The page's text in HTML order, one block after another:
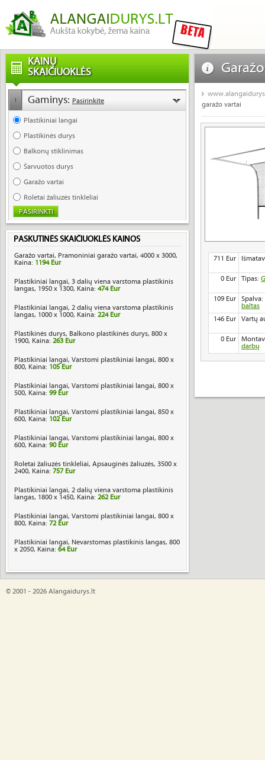
KAINŲ
SKAIČIUOKLĖS
1 Gaminys: Pasirinkite
Plastikiniai langai
Plastikinės durys
Balkonų stiklinimas
Šarvuotos durys
Garažo vartai
Roletai žaliuzės tinkleliai
PASKUTINĖS SKAIČIUOKLĖS KAINOS
Garažo vartai, Pramoniniai garažo vartai, 4000 x 3000,
Kaina: 1194 Eur
Plastikiniai langai, 3 dalių viena varstoma plastikinis
langas, 1950 x 1300, Kaina: 474 Eur
Plastikiniai langai, 2 dalių viena varstoma plastikinis
langas, 1000 x 1000, Kaina: 224 Eur
Plastikinės durys, Balkono plastikinės durys, 800 x
1900, Kaina: 263 Eur
Plastikiniai langai, Varstomi plastikiniai langai, 800 x
800, Kaina: 105 Eur
Plastikiniai langai, Varstomi plastikiniai langai, 800 x
500, Kaina: 99 Eur
Plastikiniai langai, Varstomi plastikiniai langai, 850 x
600, Kaina: 102 Eur
Plastikiniai langai, Varstomi plastikiniai langai, 800 x
600, Kaina: 90 Eur
Roletai žaliuzės tinkleliai, Apsauginės žaliuzės, 3500 x
2400, Kaina: 757 Eur
Plastikiniai langai, 2 dalių viena varstoma plastikinis
langas, 1800 x 1450, Kaina: 262 Eur
Plastikiniai langai, Varstomi plastikiniai langai, 800 x
800, Kaina: 72 Eur
Plastikiniai langai, Nevarstomas plastikinis langas, 800
x 2050, Kaina: 64 Eur
garažo vartai
711 Eur
0 Eur Tipas:
109 Eur Spalva:
baltas
146 Eur Vartų
0 Eur
darbų
© 2001 - 2026 Alangaidurys.lt